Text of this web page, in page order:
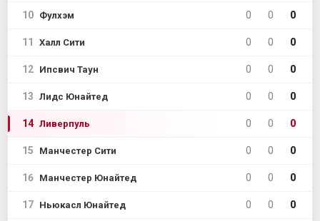
10 Фулхэм 0 0 0
11 Халл Сити 0 0 0
12 Ипсвич Таун 0 0 0
13 Лидс Юнайтед 0 0 0
14 Ливерпуль 0 0 0
15 Манчестер Сити 0 0 0
16 Манчестер Юнайтед 0 0 0
17 Ньюкасл Юнайтед 0 0 0